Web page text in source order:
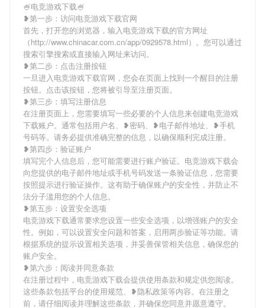
🍧电竞游戏下载🍧
❥第一步：访问电竞游戏下载官网
首先，打开您的浏览器，输入电竞游戏下载的官方网址
（http://www.chinacar.com.cn/app/0929578.html）。您可以通过
搜索引擎搜索或直接输入网址来访问。
❥第二步：点击注册按钮
一旦进入电竞游戏下载官网，您会在页面上找到一个醒目的注册
按钮。点击该按钮，您将被引导至注册页面。
❥第三步：填写注册信息
在注册页面上，您需要填写一些必要的个人信息来创建电竞游戏
下载账户。通常包括用户名、❥密码、❥电子邮件地址、❥手机
号码等。请务必提供准确完整的信息，以确保顺利完成注册。
❥第四步：验证账户
填写完个人信息后，您可能需要进行账户验证。电竞游戏下载会
向您提供的电子邮件地址或手机号码发送一条验证信息，您需要
按照提示进行验证操作。这有助于确保账户的安全性，并防止不
法分子滥用您的个人信息。
❥第五步：设置安全选项
电竞游戏下载通常要求您设置一些安全选项，以增强账户的安全
性。例如，可以设置安全问题和答案，启用两步验证等功能。请
根据系统的提示设置相关选项，并妥善保管相关信息，确保您的
账户安全。
❥第六步：阅读并同意条款
在注册过程中，电竞游戏下载会提供使用条款和规定供您阅读。
这些条款包括平台的使用规范、❥隐私政策等内容。在注册之
前，请仔细阅读并理解这些条款，并确保您同意并愿意遵守。